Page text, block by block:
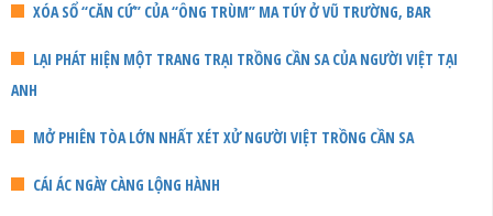
XÓA SỔ “CĂN CỨ” CỦA “ÔNG TRÙM” MA TÚY Ở VŨ TRƯỜNG, BAR
LẠI PHÁT HIỆN MỘT TRANG TRẠI TRỒNG CẦN SA CỦA NGƯỜI VIỆT TẠI
ANH
MỞ PHIÊN TÒA LỚN NHẤT XÉT XỬ NGƯỜI VIỆT TRỒNG CẦN SA
CÁI ÁC NGÀY CÀNG LỘNG HÀNH